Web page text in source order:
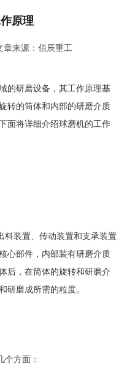
原理
章来源：佰辰重工
研磨设备，其工作原理基
转的筒体和内部的研磨介质
面将详细介绍球磨机的工作
装置、传动装置和支承装置
心部件，内部装有研磨介质
后，在筒体的旋转和研磨介
研磨成所需的粒度。
方面：